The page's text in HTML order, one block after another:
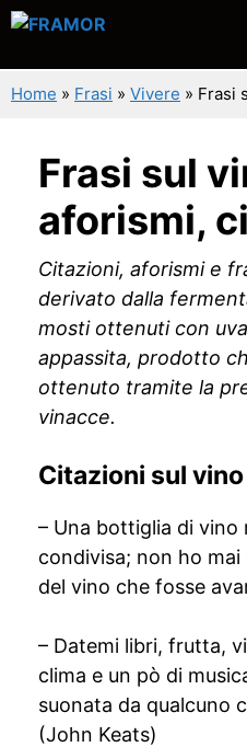
Vai
contenuto
Home » Frasi » Vivere » Frasi
Frasi sul
aforismi,
Citazioni, aforismi e
derivato dalla
mosti ottenuti con
appassita, prodotto
ottenuto tramite la
vinacce.
Citazioni sul vino
– Una bottiglia di vino
condivisa; non ho
del vino che fosse
– Datemi libri, frutta,
clima e un pò di
suonata da qualcuno
(John Keats)